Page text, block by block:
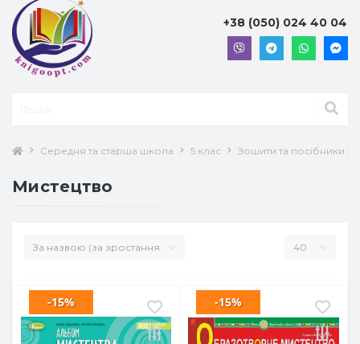
+38 (050) 024 40 04
Середня та старша школа 5 клас Зошити та посібники 5
Мистецтво
-15% -15%